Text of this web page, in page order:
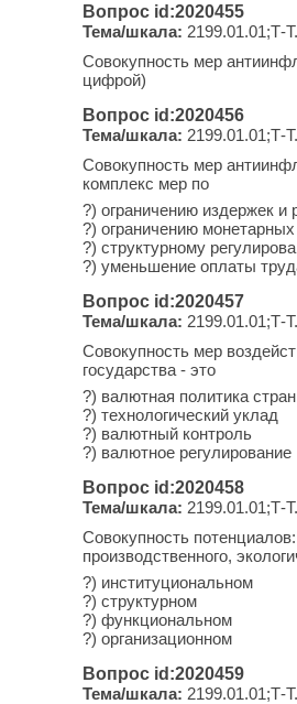
Вопрос id:2020455
Тема/шкала: 2199.01.01;Т-
Совокупность мер
цифрой)
Вопрос id:2020456
Тема/шкала: 2199.01.01;Т-
Совокупность мер
комплекс мер по
?) ограничению издержек и
?) ограничению
?) структурному
?) уменьшение оплаты
Вопрос id:2020457
Тема/шкала: 2199.01.01;Т-
Совокупность мер
государства - это
?) валютная политика
?) технологический уклад
?) валютный контроль
?) валютное регулирование
Вопрос id:2020458
Тема/шкала: 2199.01.01;Т-
Совокупность
производственного,
?) институциональном
?) структурном
?) функциональном
?) организационном
Вопрос id:2020459
Тема/шкала: 2199.01.01;Т-